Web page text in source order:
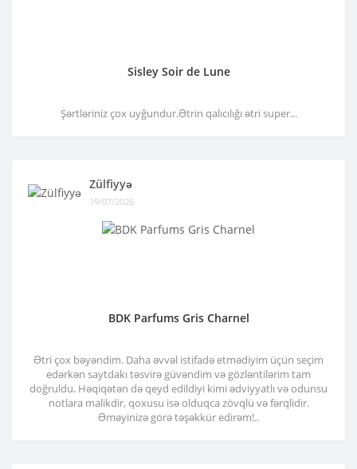
Sisley Soir de Lune
Şərtləriniz çox uyğundur.Ətrin qalıcılığı ətri super...
Zülfiyyə
19/07/2026
BDK Parfums Gris Charnel
Ətri çox bəyəndim. Daha əvvəl istifadə etmədiyim üçün seçim
edərkən saytdakı təsvirə güvəndim və gözləntilərim tam
doğruldu. Həqiqətən də qeyd edildiyi kimi ədviyyatlı və odunsu
notlara malikdir, qoxusu isə olduqca zövqlü və fərqlidir.
Əməyinizə görə təşəkkür edirəm!..